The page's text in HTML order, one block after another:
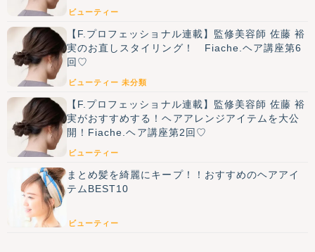
ビューティー
【F.プロフェッショナル連載】監修美容師 佐藤 裕
実のお直しスタイリング！ Fiache.ヘア講座第6
回♡
ビューティー 未分類
【F.プロフェッショナル連載】監修美容師 佐藤 裕
実がおすすめする！ヘアアレンジアイテムを大公
開！Fiache.ヘア講座第2回♡
ビューティー
まとめ髪を綺麗にキープ！！おすすめのヘアアイ
テムBEST10
ビューティー